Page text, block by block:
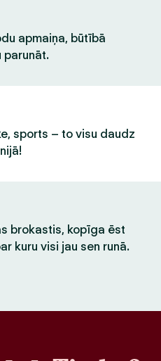
apmaiņa, būtībā
parunāt.
sports – to visu daudz
brokastis, kopīga ēst
kuru visi jau sen runā.